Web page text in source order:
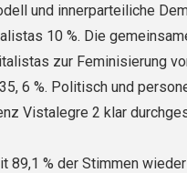
und innerparteiliche
10 %. Die
zur Feminisierung
6 %. Politisch und
Vistalegre 2 klar
89,1 % der Stimmen